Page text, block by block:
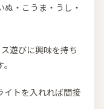
・こうま・うし・
遊びに興味を持ち
イトを入れれば間接